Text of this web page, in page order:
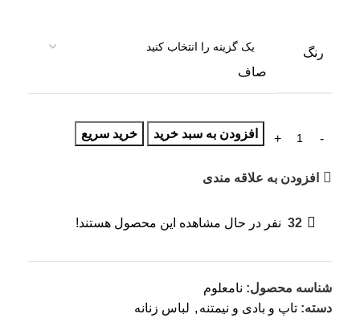
رنگ
صاف
افزودن به سبد خرید خرید سریع
افزودن به علاقه مندی
32 نفر در حال مشاهده این محصول هستند!
شناسه محصول: نامعلوم
دسته: تاپ و بادی و نیمتنه , لباس زنانه